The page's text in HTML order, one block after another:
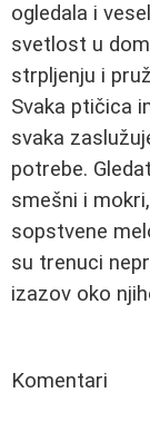
ogledala i
svetlost u
strpljenju i
Svaka ptičica
svaka
potrebe.
smešni i
sopstvene
su trenuci
izazov oko
Komentari